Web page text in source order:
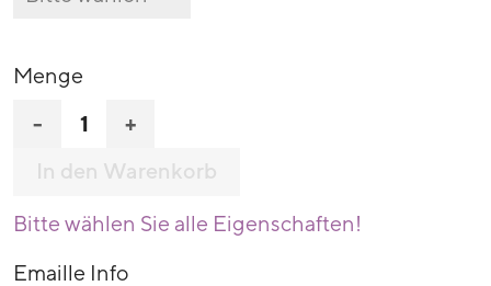
Menge
- +
In den Warenkorb
Bitte wählen Sie alle Eigenschaften!
Emaille Info